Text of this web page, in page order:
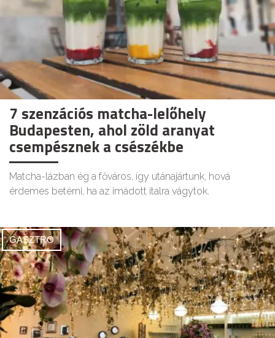
7 szenzációs matcha-lelőhely
Budapesten, ahol zöld aranyat
csempésznek a csészékbe
Matcha-lázban ég a főváros, így utánajártunk, hová
érdemes betérni, ha az imádott italra vágytok.
GASZTRO